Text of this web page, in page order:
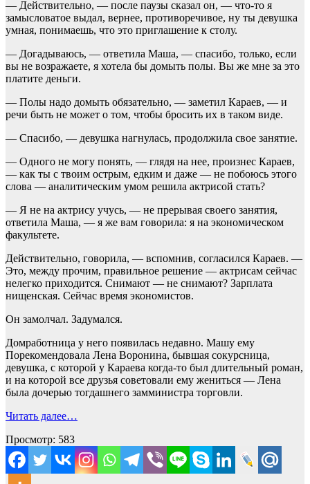
— Действительно, — после паузы сказал он, — что-то я
замысловатое выдал, вернее, противоречивое, ну ты девушка
умная, понимаешь, что это приглашение к столу.
— Догадываюсь, — ответила Маша, — спасибо, только, если
вы не возражаете, я хотела бы домыть полы. Вы же мне за это
платите деньги.
— Полы надо домыть обязательно, — заметил Караев, — и
речи быть не может о том, чтобы бросить их в таком виде.
— Спасибо, — девушка нагнулась, продолжила свое занятие.
— Одного не могу понять, — глядя на нее, произнес Караев,
— как ты с твоим острым, едким и даже — не побоюсь этого
слова — аналитическим умом решила актрисой стать?
— Я не на актрису учусь, — не прерывая своего занятия,
ответила Маша, — я же вам говорила: я на экономическом
факультете.
Действительно, говорила, — вспомнив, согласился Караев. —
Это, между прочим, правильное решение — актрисам сейчас
нелегко приходится. Снимают — не снимают? Зарплата
нищенская. Сейчас время экономистов.
Он замолчал. Задумался.
Домработница у него появилась недавно. Машу ему
Порекомендовала Лена Воронина, бывшая сокурсница,
девушка, с которой у Караева когда-то был длительный роман,
и на которой все друзья советовали ему жениться — Лена
была дочерью тогдашнего замминистра торговли.
Читать далее…
Просмотр: 583